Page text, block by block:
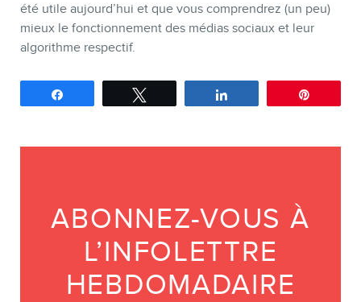
été utile aujourd’hui et que vous comprendrez (un peu)
mieux le fonctionnement des médias sociaux et leur
algorithme respectif.
ABONNEZ-VOUS À
L’INFOLETTRE
HEBDOMADAIRE